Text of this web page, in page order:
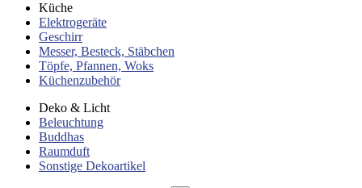
Küche
Elektrogeräte
Geschirr
Messer, Besteck, Stäbchen
Töpfe, Pfannen, Woks
Küchenzubehör
Deko & Licht
Beleuchtung
Buddhas
Raumduft
Sonstige Dekoartikel